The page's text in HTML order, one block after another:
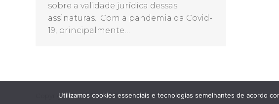
sobre a validade jurídica dessas
assinaturas. Com a pandemia da Covid-
19, principalmente…
Copyright 2026 Ribeiro da Luz Advogados |Política de Privacidade
Utilizamos cookies essenciais e tecnologias semelhantes de acordo